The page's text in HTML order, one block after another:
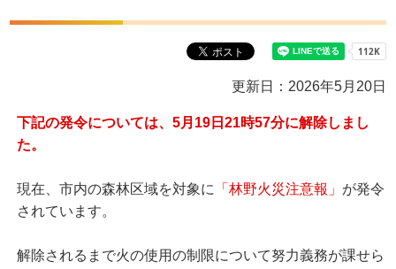
更新日：2026年5月20日
下記の発令については、5月19日21時57分に解除しまし
た。
現在、市内の森林区域を対象に 「林野火災注意報」 が発令
されています。
解除されるまで火の使用の制限について努力義務が課せら